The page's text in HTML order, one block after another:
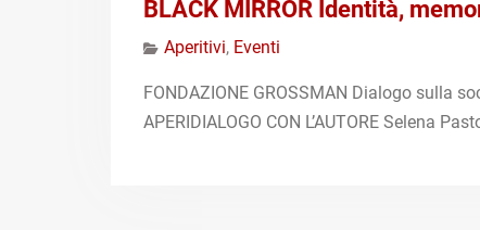
BLACK MIRROR Identità,
Aperitivi, Eventi
FONDAZIONE GROSSMAN Dialogo sulla
APERIDIALOGO CON L’AUTORE Selena